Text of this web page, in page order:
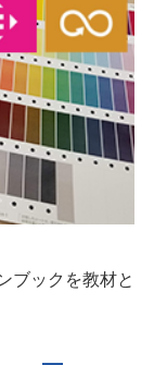
ブックを教材と